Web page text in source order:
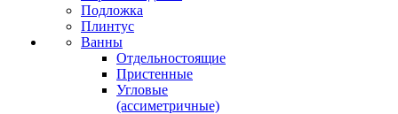
Подложка
Плинтус
Ванны
Отдельностоящие
Пристенные
Угловые
(ассиметричные)